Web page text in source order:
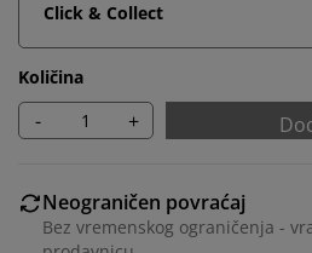
Click & Collect
Količina
- +
Neograničen povraćaj
Bez vremenskog ograničenja -